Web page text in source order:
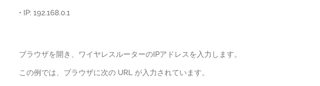
• IP: 192.168.0.1
ブラウザを開き、ワイヤレスルーターのIPアドレスを入力します。
この例では、ブラウザに次の URL が入力されています。